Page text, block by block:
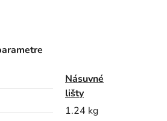
Násuvné
lišty
1.24 kg